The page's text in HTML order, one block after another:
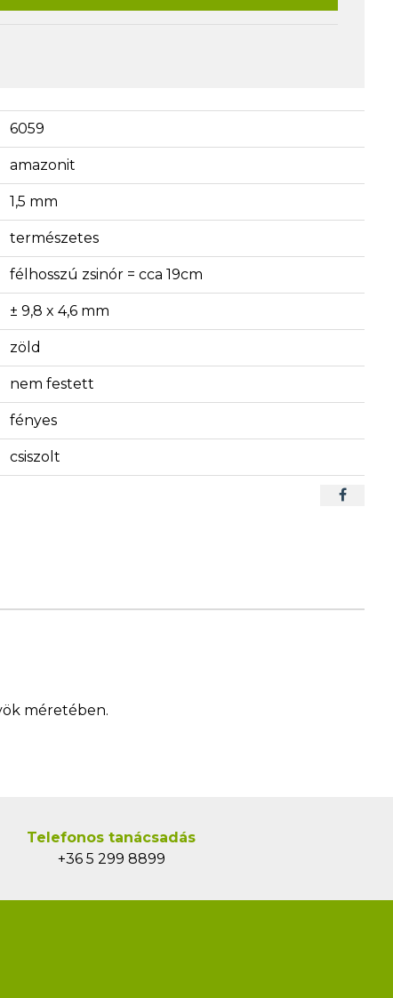
6059
amazonit
1,5 mm
természetes
félhosszú zsinór = cca 19cm
± 9,8 x 4,6 mm
zöld
nem festett
fényes
csiszolt
méretében.
Telefonos tanácsadás
+36 5 299 8899